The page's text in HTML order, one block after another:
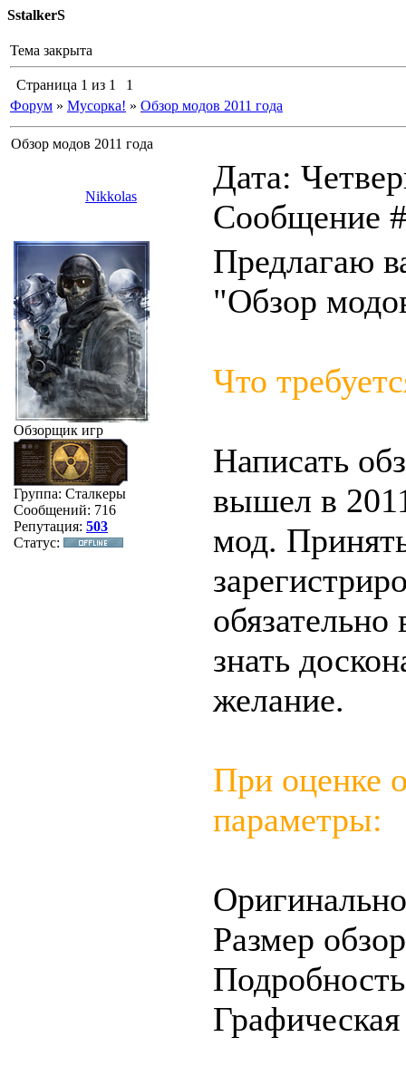
SstalkerS
Тема закрыта
Страница 1 из 1
1
Форум » Мусорка! » Обзор модов 2011 года
Обзор модов 2011 года
Nikkolas
Дата:
Сообщение
Обзорщик игр
Группа: Сталкеры
Сообщений: 716
Репутация: 503
Статус:
Предлагаю
"Обзор
Что
Написать
вышел в
мод.
знать
желание.
При оценке
параметры:
Размер
Подробность